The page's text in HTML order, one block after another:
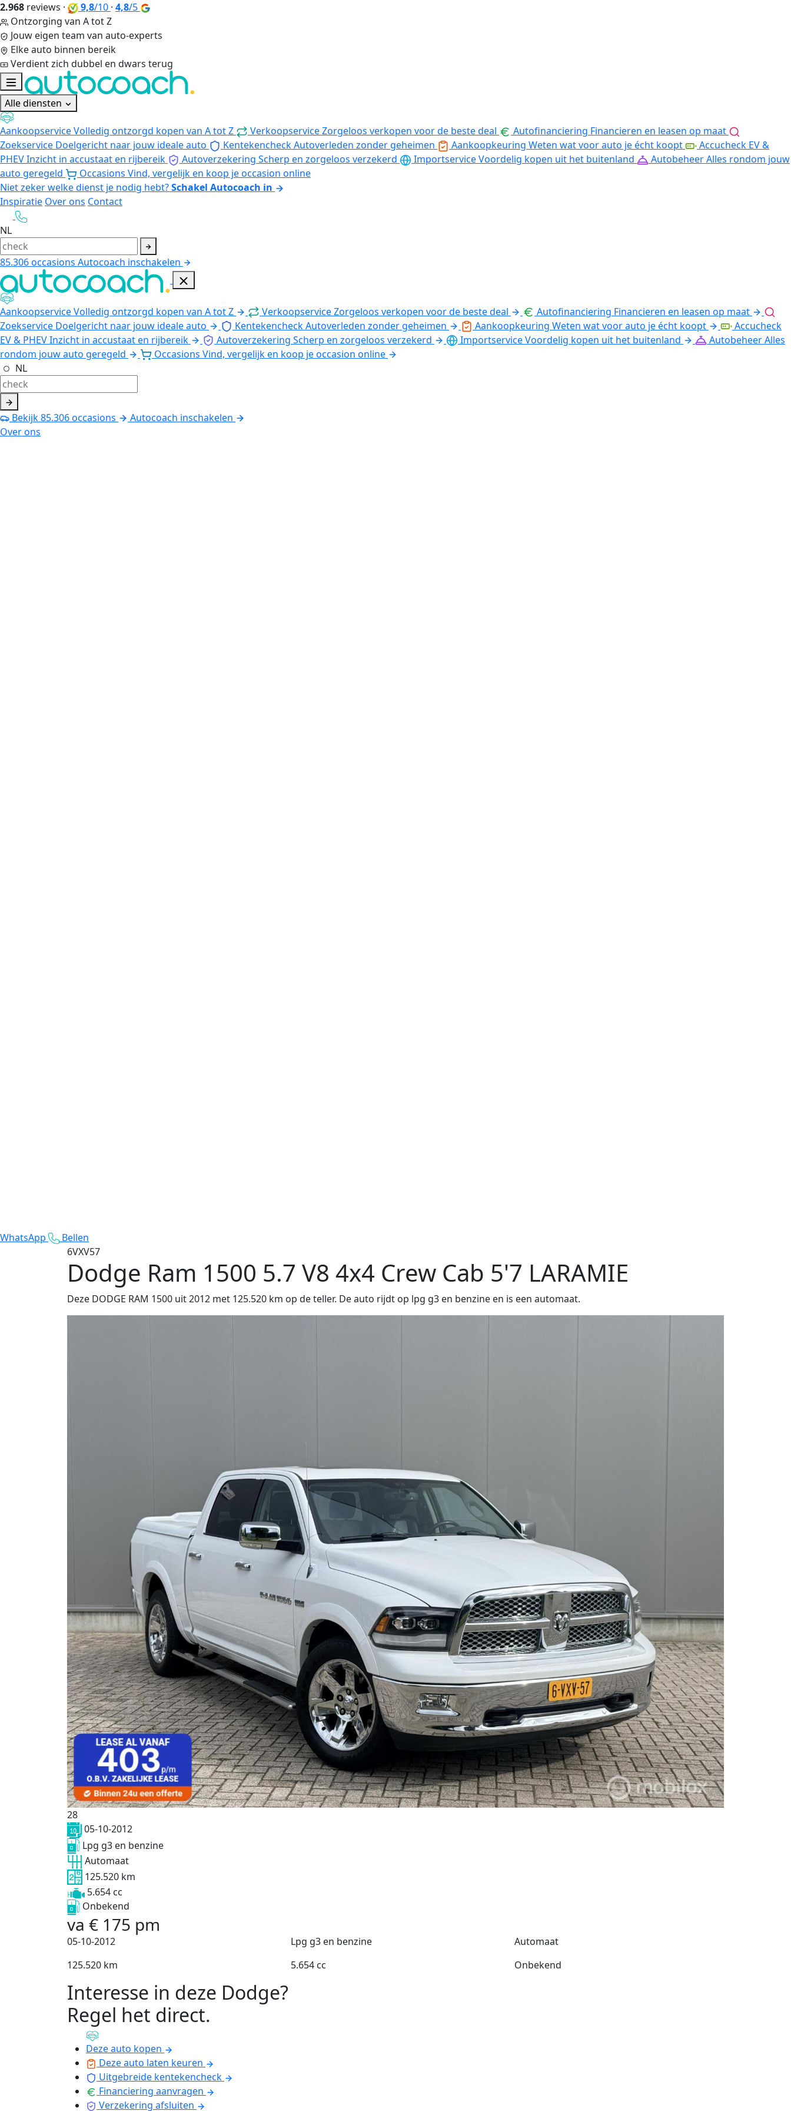
2.968 reviews · 9,8/10 · 4,8/5
Ontzorging van A tot Z
Jouw eigen team van auto-experts
Elke auto binnen bereik
Verdient zich dubbel en dwars terug
Alle diensten
AankoopserviceVolledig ontzorgd kopen van A tot Z VerkoopserviceZorgeloos verkopen voor de beste deal Autofinanciering Financieren en leasen op maat
Zoekservice Doelgericht naar jouw ideale auto KentekencheckAutoverleden zonder geheimen Aankoopkeuring Weten wat voor auto je écht koopt
Accucheck EV &
PHEVInzicht in accustaat en rijbereik Autoverzekering Scherp en zorgeloos verzekerd ImportserviceVoordelig kopen uit het buitenland AutobeheerAlles rondom jouw
auto geregeld
Occasions Vind, vergelijk en koop je occasion online
Niet zeker welke dienst je nodig hebt?Schakel Autocoach in
Inspiratie Over ons Contact
NL
85.306occasions Autocoach inschakelen
AankoopserviceVolledig ontzorgd kopen van A tot Z VerkoopserviceZorgeloos verkopen voor de beste deal Autofinanciering Financieren en leasen op maat
Zoekservice Doelgericht naar jouw ideale auto KentekencheckAutoverleden zonder geheimen Aankoopkeuring Weten wat voor auto je écht koopt
Accucheck
EV & PHEVInzicht in accustaat en rijbereik Autoverzekering Scherp en zorgeloos verzekerd ImportserviceVoordelig kopen uit het buitenland AutobeheerAlles
rondom jouw auto geregeld
Occasions Vind, vergelijk en koop je occasion online
NL
Bekijk85.306occasions
Autocoach inschakelen
Over ons
WhatsApp
Bellen
6VXV57
Dodge Ram 1500 5.7 V8 4x4 Crew Cab 5'7 LARAMIE
Deze DODGE RAM 1500 uit 2012 met 125.520 km op de teller. De auto rijdt op lpg g3 en benzine en is een automaat.
28
05-10-2012
Lpg g3 en benzine
Automaat
125.520 km
5.654 cc
Onbekend
va € 175 pm
05-10-2012 Lpg g3 en benzine
Automaat
125.520 km
5.654 cc Onbekend
Interesse in deze Dodge?
Regel het direct.
Deze auto kopen
Deze auto laten keuren
Uitgebreide kentekencheck
Financiering aanvragen
Verzekering afsluiten